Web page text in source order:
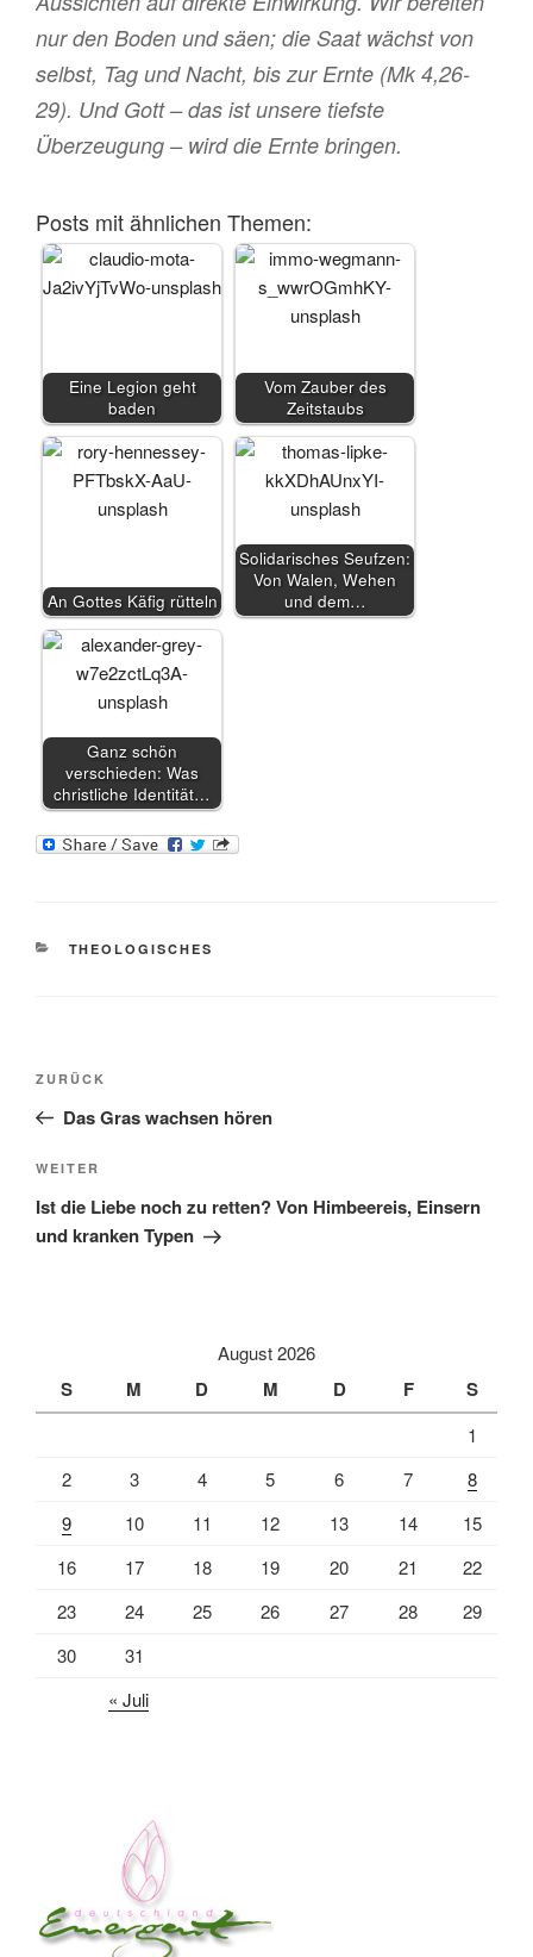
nur den Boden und säen; die Saat wächst von
selbst, Tag und Nacht, bis zur Ernte (Mk 4,26-
29). Und Gott – das ist unsere tiefste
Überzeugung – wird die Ernte bringen.
Posts mit ähnlichen Themen:
Eine Legion geht
baden
Vom Zauber des
Zeitstaubs
An Gottes Käfig rütteln
Solidarisches Seufzen:
Von Walen, Wehen
und dem…
Ganz schön
verschieden: Was
christliche Identität…
KATEGORIEN
THEOLOGISCHES
Beitragsnavigation
Vorheriger
Beitrag
ZURÜCK
Das Gras wachsen hören
Nächster
Beitrag
WEITER
Ist die Liebe noch zu retten? Von Himbeereis, Einsern
und kranken Typen
August 2026
S M D M D F S
1
2
3 4 5 6 7
8
9
10 11 12 13 14
15
16
17 18 19 20 21
22
23
24 25 26 27 28
29
30
31
« Juli